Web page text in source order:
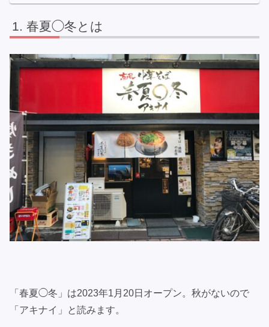
春夏◯冬とは
「春夏◯冬」は2023年1月20日オープン。秋がないので
「アキナイ」と読みます。